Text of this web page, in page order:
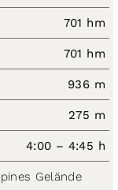
701 hm
701 hm
936 m
275 m
4:00 – 4:45 h
Gelände